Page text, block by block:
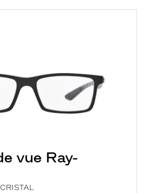
vue Ray-